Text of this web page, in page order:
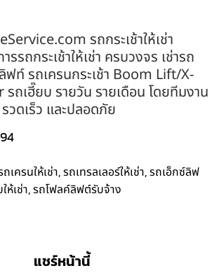
รถกระเช้าให้เช่า
รถกระเช้าให้เช่า ครบวงจร เช่ารถ
ฟท์ รถเครนกระเช้า Boom Lift/X-
ถเฮี๊ยบ รายวัน รายเดือน โดยทีมงาน
วดเร็ว และปลอดภัย
ถเครนให้เช่า,รถเทรลเลอร์ให้เช่า,รถเอ็กซ์ลิฟ
ห้เช่า,รถโฟลค์ลิฟต์รับจ้าง
แชร์หน้านี้